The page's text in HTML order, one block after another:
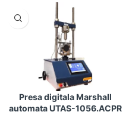
Presa digitala Marshall
automata UTAS-1056.ACPR